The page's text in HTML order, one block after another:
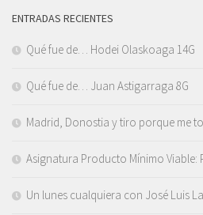
ENTRADAS RECIENTES
Qué fue de… Hodei Olaskoaga 14G
Qué fue de… Juan Astigarraga 8G
Madrid, Donostia y tiro porque me
Asignatura Producto Mínimo
Un lunes cualquiera con José Luis